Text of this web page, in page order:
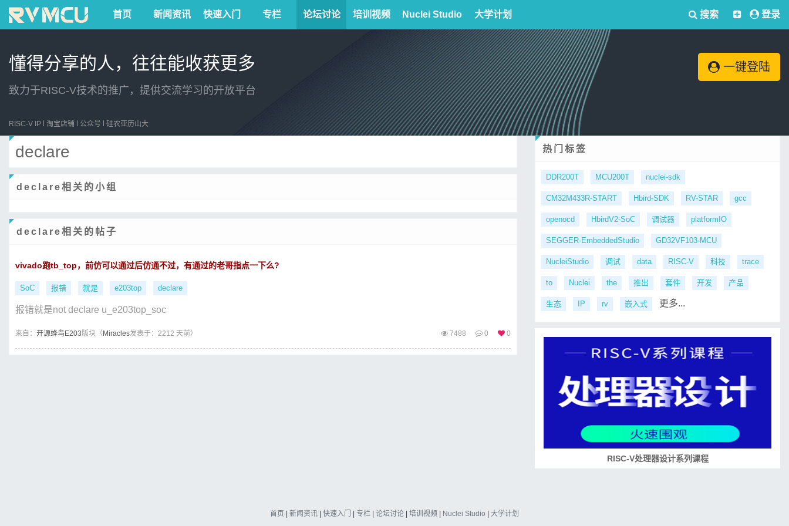
首页 新闻资讯 快速入门 专栏 论坛讨论 培训视频 Nuclei Studio 大学计划 搜索 登录
懂得分享的人，往往能收获更多
致力于RISC-V技术的推广，提供交流学习的开放平台
一键登陆
RISC-V IP 淘宝店铺 公众号 硅农亚历山大
declare
declare相关的小组
declare相关的帖子
vivado跑tb_top，前仿可以通过后仿通不过，有通过的老哥指点一下么?
SoC 报错 就是 e203top declare
报错就是not declare u_e203top_soc
来自： 开源蜂鸟E203版块（ Miracles发表于：2212 天前） 7488 0 0
热门标签
DDR200T MCU200T nuclei-sdk
CM32M433R-START Hbird-SDK RV-STAR gcc
openocd HbirdV2-SoC 调试器 platformIO
SEGGER-EmbeddedStudio GD32VF103-MCU
NucleiStudio 调试 data RISC-V 科技 trace
to Nuclei the 推出 套件 开发 产品
生态 IP rv 嵌入式 更多...
RISC-V处理器设计系列课程
首页 新闻资讯 快速入门 专栏 论坛讨论 培训视频 Nuclei Studio 大学计划